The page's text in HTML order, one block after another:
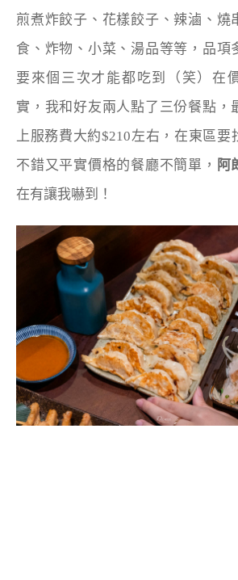
煎煮炸餃子、花樣餃子、辣滷、燒
食、炸物、小菜、湯品等等，品項
要來個三次才能都吃到（笑）在
實，我和好友兩人點了三份餐點，
上服務費大約$210左右，在東區要
不錯又平實價格的餐廳不簡單， 阿
在有讓我嚇到！